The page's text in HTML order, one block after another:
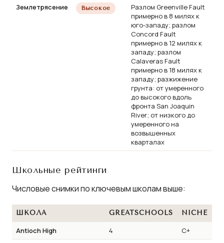
Землетрясение
Высокое
Разлом Greenville Fault
примерно в 8 милях к
юго-западу; разлом
Concord Fault
примерно в 12 милях к
западу; разлом
Calaveras Fault
примерно в 18 милях к
западу; разжижение
грунта: от умеренного
до высокого вдоль
фронта San Joaquin
River; от низкого до
умеренного на
возвышенных
кварталах
Школьные рейтинги
Числовые снимки по ключевым школам выше:
ШКОЛА GREATSCHOOLS NICHE
Antioch High 4
C+